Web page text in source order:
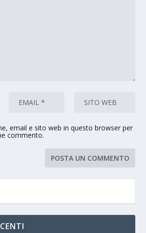
email e sito web in questo browser per
commento.